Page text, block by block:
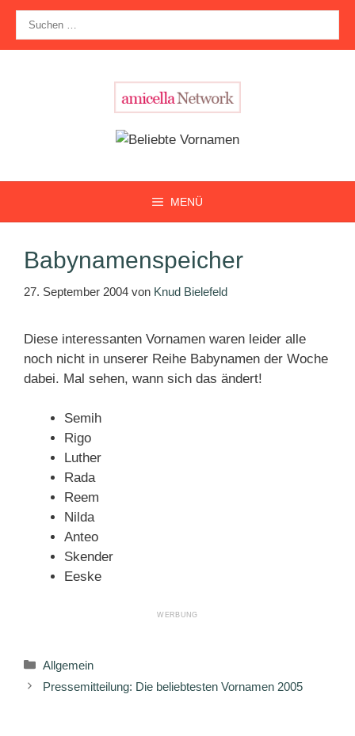
Zum
Inhalt
springen
nach:
MENÜ
Babynamenspeicher
27. September 2004 von Knud Bielefeld
Diese interessanten Vornamen waren leider alle
noch nicht in unserer Reihe Babynamen der Woche
dabei. Mal sehen, wann sich das ändert!
Semih
Rigo
Luther
Rada
Reem
Nilda
Anteo
Skender
Eeske
Kategorien
Allgemein
Pressemitteilung: Die beliebtesten Vornamen 2005